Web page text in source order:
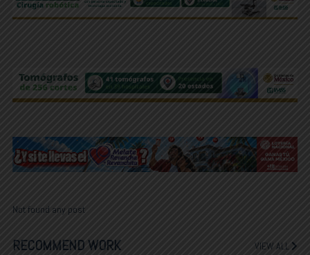
Not found any post
RECOMMEND WORK
VIEW ALL